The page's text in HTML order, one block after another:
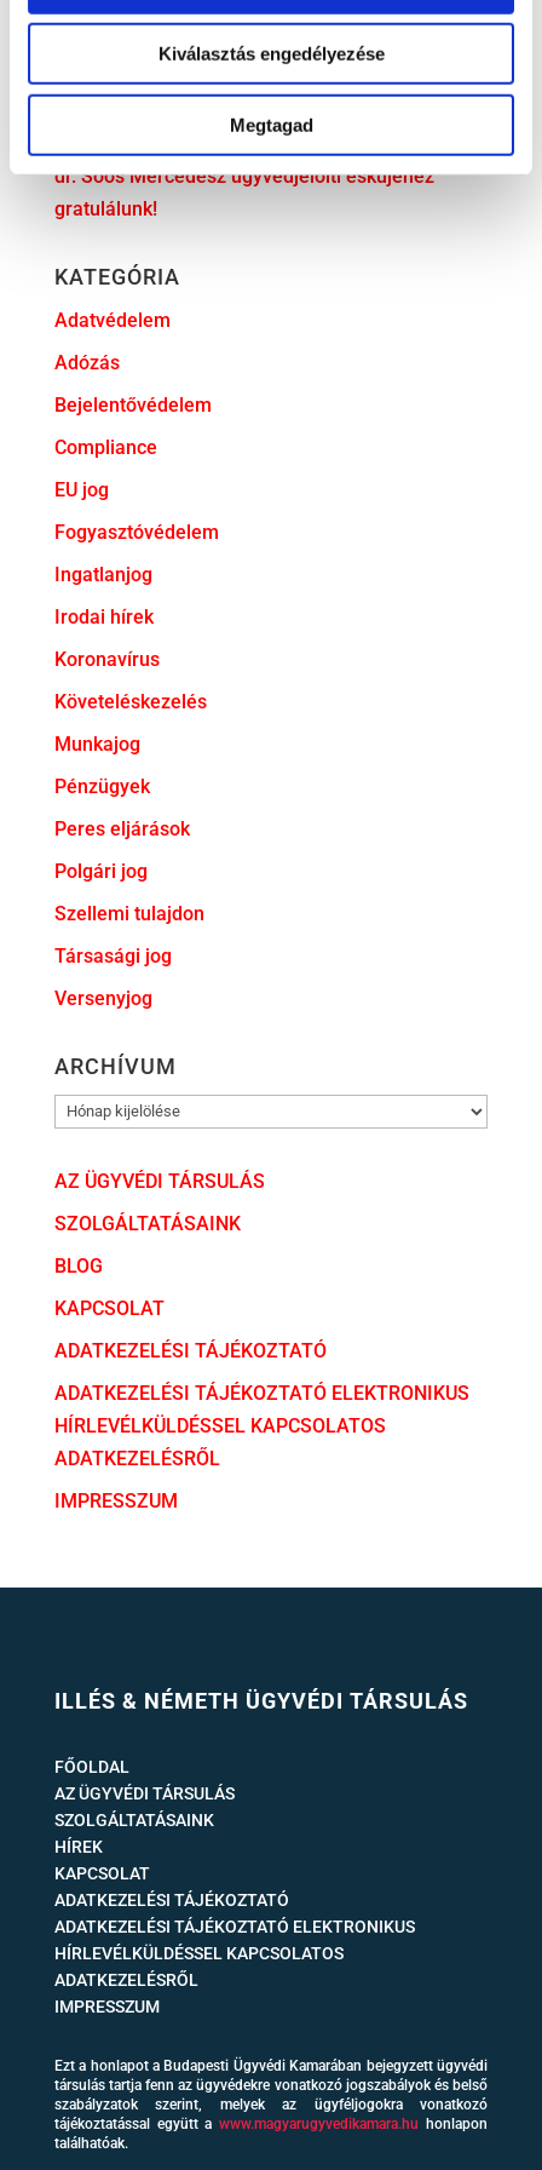
Kiválasztás engedélyezése
Megtagad
Irodavezetőnk, dr. Illés Ádám előadóként vett
részt a 2025-ös Liaoning · Kínai–Európai
Befektetési Jogi Fórumon
Új, tapasztalt ügyvéddel bővült csapatunk
dr. Soós Mercédesz ügyvédjelölti esküjéhez
gratulálunk!
KATEGÓRIA
Adatvédelem
Adózás
Bejelentővédelem
Compliance
EU jog
Fogyasztóvédelem
Ingatlanjog
Irodai hírek
Koronavírus
Követeléskezelés
Munkajog
Pénzügyek
Peres eljárások
Polgári jog
Szellemi tulajdon
Társasági jog
Versenyjog
ARCHÍVUM
ARCHÍVUM
AZ ÜGYVÉDI TÁRSULÁS
SZOLGÁLTATÁSAINK
BLOG
KAPCSOLAT
ADATKEZELÉSI TÁJÉKOZTATÓ
ADATKEZELÉSI TÁJÉKOZTATÓ ELEKTRONIKUS
HÍRLEVÉLKÜLDÉSSEL KAPCSOLATOS
ADATKEZELÉSRŐL
IMPRESSZUM
ILLÉS & NÉMETH ÜGYVÉDI TÁRSULÁS
FŐOLDAL
AZ ÜGYVÉDI TÁRSULÁS
SZOLGÁLTATÁSAINK
HÍREK
KAPCSOLAT
ADATKEZELÉSI TÁJÉKOZTATÓ
ADATKEZELÉSI TÁJÉKOZTATÓ ELEKTRONIKUS
HÍRLEVÉLKÜLDÉSSEL KAPCSOLATOS
ADATKEZELÉSRŐL
IMPRESSZUM
Ezt a honlapot a Budapesti Ügyvédi Kamarában bejegyzett ügyvédi
társulás tartja fenn az ügyvédekre vonatkozó jogszabályok és belső
szabályzatok szerint, melyek az ügyféljogokra vonatkozó
tájékoztatással együtt awww.magyarugyvedikamara.hu honlapon
találhatóak.